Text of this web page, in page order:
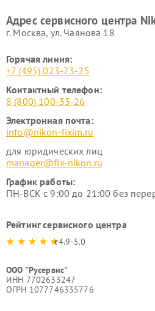
Адрес сервисного центра
г. Москва, ул. Чаянова 18
Горячая линия:
+7 (495) 023-73-25
Контактный телефон:
8 (800) 100-33-26
Электронная почта:
info@nikon-fixim.ru
для юридических лиц
manager@fix-nikon.ru
График работы:
ПН-ВСК с 9:00 до 21:00 без
Рейтинг сервисного центра
4.9-5.0
ООО "Русервис"
ИНН 7702633247
ОГРН 1077746335776